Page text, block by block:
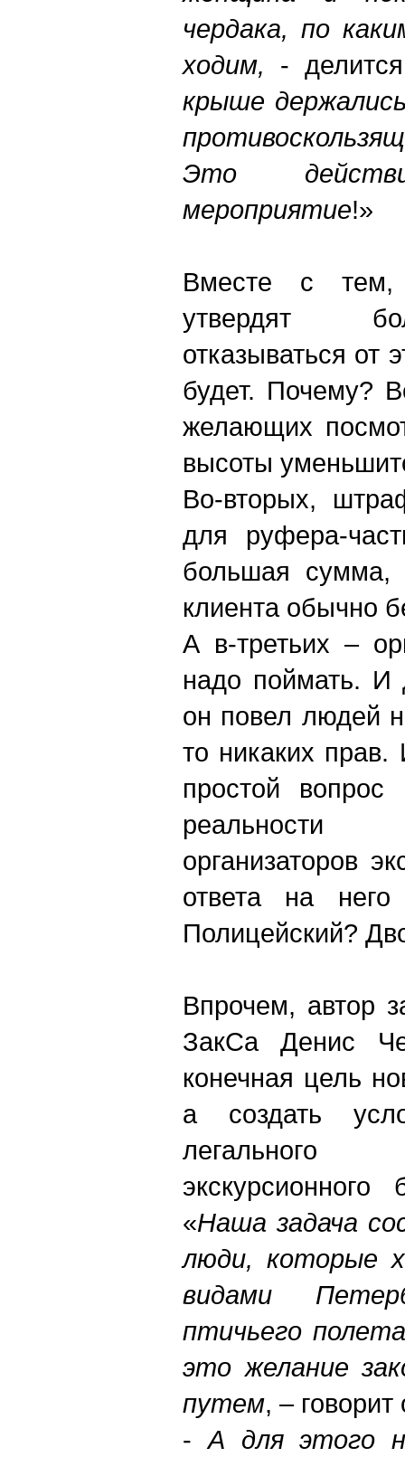
чердака, по
ходим, -
крыше
Это
мероприятие!»
Вместе с тем,
утвердят
отказываться от
будет. Почему?
желающих
высоты
Во-вторых,
для руфера-
большая сумма,
клиента обычно
А в-третьих –
надо поймать. И
он повел людей
то никаких прав.
простой
организаторов
ответа на
Полицейский?
Впрочем, автор
ЗакСа Денис
конечная цель
а создать
«Наша задача
люди, которые
видами
птичьего
это желание
путем, – говорит
-А для этого